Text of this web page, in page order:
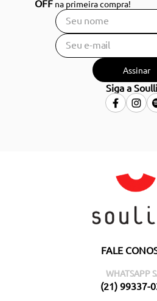
OFF na primeira compra!
Assinar
Siga a
FALE
WHATSAPP
(21) 99337-